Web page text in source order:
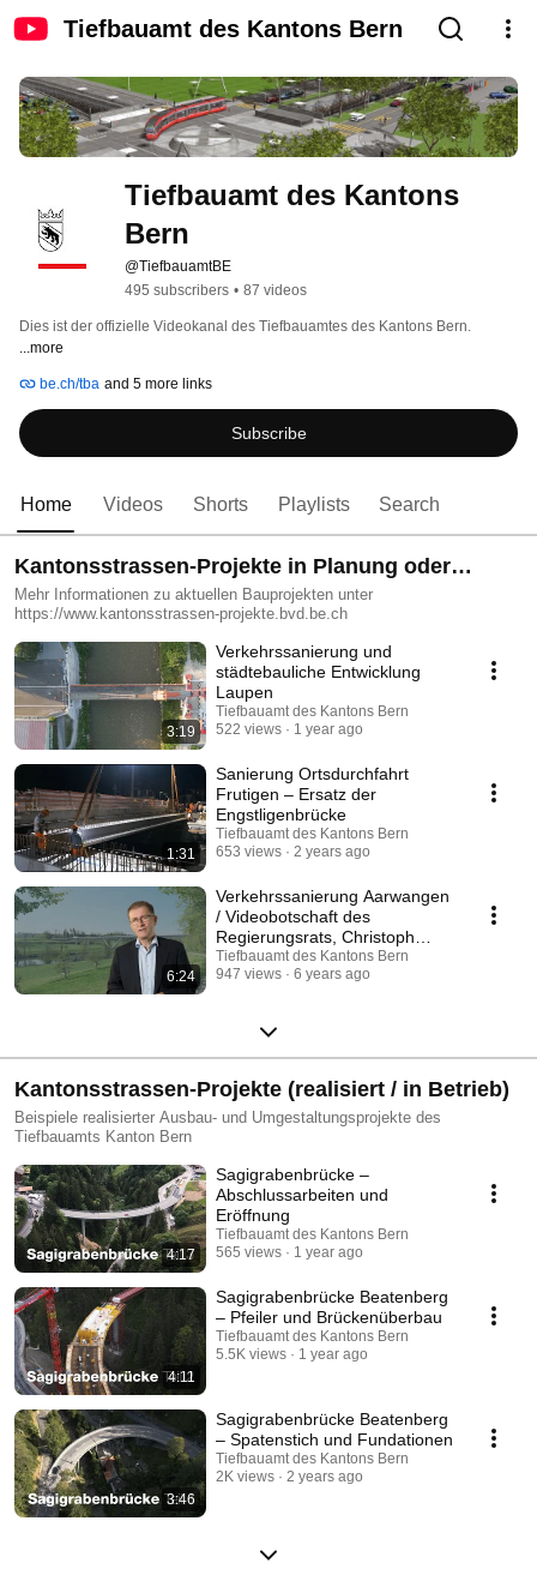
Tiefbauamt des Kantons Bern
Tiefbauamt des Kantons
Bern
@TiefbauamtBE
495 subscribers • 87 videos
Dies ist der offizielle Videokanal des Tiefbauamtes des Kantons Bern.
...more
be.ch/tba and 5 more links
Subscribe
Home Videos Shorts Playlists Search
Kantonsstrassen-Projekte in Planung oder
Realisation
Mehr Informationen zu aktuellen Bauprojekten unter
https://www.kantonsstrassen-projekte.bvd.be.ch
3:19
Verkehrssanierung und
städtebauliche Entwicklung
Laupen
Tiefbauamt des Kantons Bern
522 views
1 year ago
1:31
Sanierung Ortsdurchfahrt
Frutigen – Ersatz der
Engstligenbrücke
Tiefbauamt des Kantons Bern
653 views
2 years ago
6:24
Verkehrssanierung Aarwangen
/ Videobotschaft des
Regierungsrats, Christoph
Neuhaus
Tiefbauamt des Kantons Bern
947 views
6 years ago
Kantonsstrassen-Projekte (realisiert / in Betrieb)
Beispiele realisierter Ausbau- und Umgestaltungsprojekte des
Tiefbauamts Kanton Bern
4:17
Sagigrabenbrücke –
Abschlussarbeiten und
Eröffnung
Tiefbauamt des Kantons Bern
565 views
1 year ago
4:11
Sagigrabenbrücke Beatenberg
– Pfeiler und Brückenüberbau
Tiefbauamt des Kantons Bern
5.5K views
1 year ago
3:46
Sagigrabenbrücke Beatenberg
– Spatenstich und Fundationen
Tiefbauamt des Kantons Bern
2K views
2 years ago